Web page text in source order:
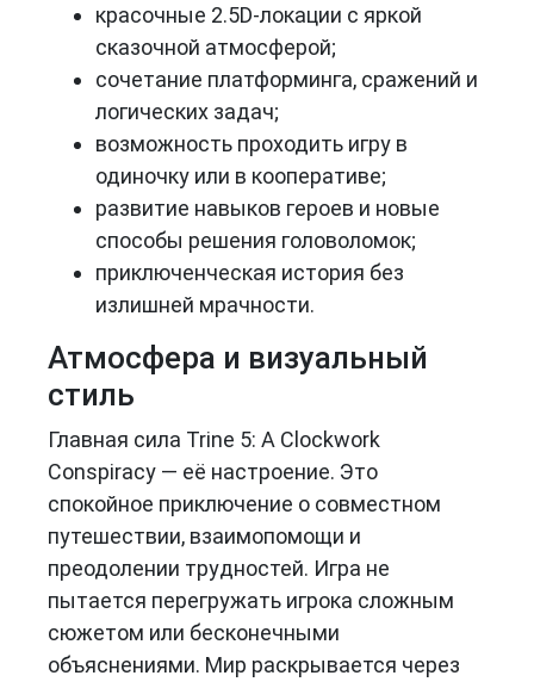
красочные 2.5D-локации с яркой
сказочной атмосферой;
сочетание платформинга, сражений и
логических задач;
возможность проходить игру в
одиночку или в кооперативе;
развитие навыков героев и новые
способы решения головоломок;
приключенческая история без
излишней мрачности.
Атмосфера и визуальный
стиль
Главная сила Trine 5: A Clockwork
Conspiracy — её настроение. Это
спокойное приключение о совместном
путешествии, взаимопомощи и
преодолении трудностей. Игра не
пытается перегружать игрока сложным
сюжетом или бесконечными
объяснениями. Мир раскрывается через